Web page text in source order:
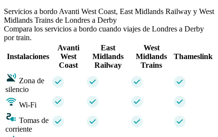
Servicios a bordo Avanti West Coast, East Midlands Railway y West
Midlands Trains de Londres a Derby
Compara los servicios a bordo cuando viajes de Londres a Derby
por train.
Instalaciones
Avanti
West
Coast
East
Midlands
Railway
West
Midlands
Trains
Thameslink
Zona de
silencio
Wi-Fi
Tomas de
corriente